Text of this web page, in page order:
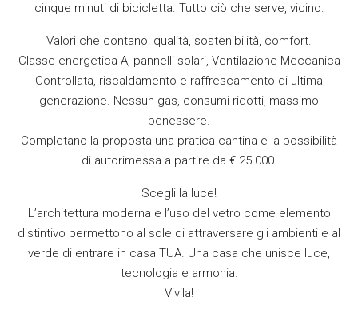
cinque minuti di bicicletta. Tutto ciò che serve, vicino.
Valori che contano: qualità, sostenibilità, comfort.
Classe energetica A, pannelli solari, Ventilazione Meccanica
Controllata, riscaldamento e raffrescamento di ultima
generazione. Nessun gas, consumi ridotti, massimo
benessere.
Completano la proposta una pratica cantina e la possibilità
di autorimessa a partire da € 25.000.
Scegli la luce!
L’architettura moderna e l’uso del vetro come elemento
distintivo permettono al sole di attraversare gli ambienti e al
verde di entrare in casa TUA. Una casa che unisce luce,
tecnologia e armonia.
Vivila!